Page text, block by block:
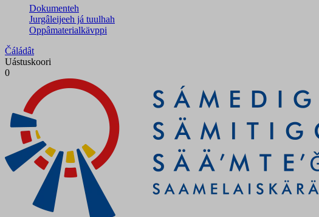
Dokumenteh
Jurgâleijeeh já tuulhah
Oppâmaterialkävppi
Čáládât
Uástuskoori
0